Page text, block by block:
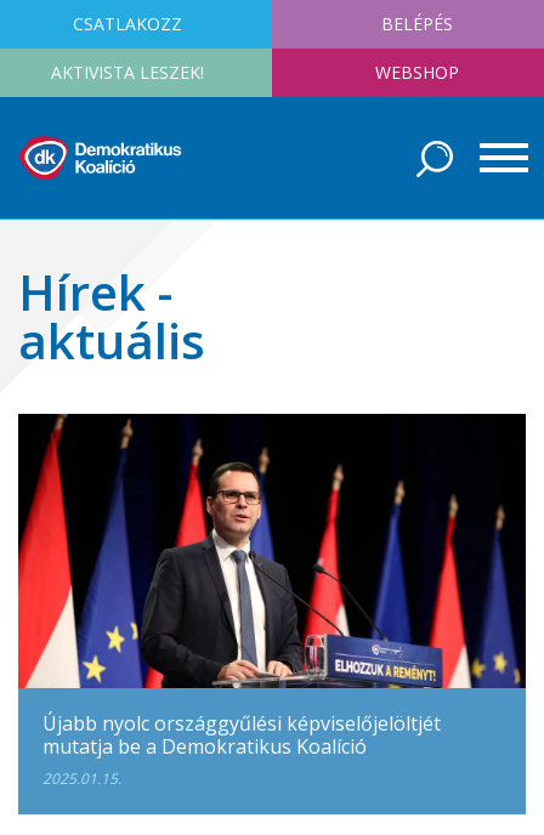
CSATLAKOZZ BELÉPÉS
AKTIVISTA LESZEK! WEBSHOP
Hírek -
aktuális
Újabb nyolc országgyűlési képviselőjelöltjét
mutatja be a Demokratikus Koalíció
2025.01.15.